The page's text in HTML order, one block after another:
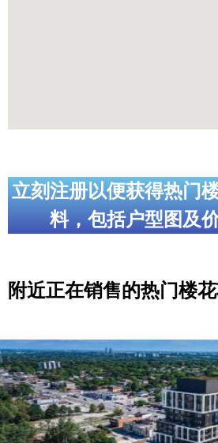
立刻注册以便获得热门
料，包括户型图及
附近正在销售的热门楼花